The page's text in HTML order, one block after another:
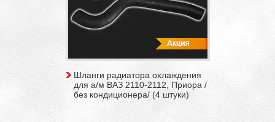
Шланги радиатора охлаждения
для а/м ВАЗ 2110-2112, Приора /
без кондиционера/ (4 штуки)